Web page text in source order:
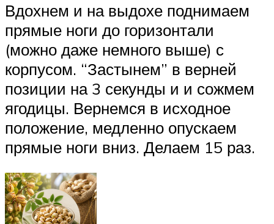
Вдохнем и на выдохе поднимаем
прямые ноги до горизонтали
(можно даже немного выше) с
корпусом. “Застынем” в верней
позиции на 3 секунды и и сожмем
ягодицы. Вернемся в исходное
положение, медленно опускаем
прямые ноги вниз. Делаем 15 раз.